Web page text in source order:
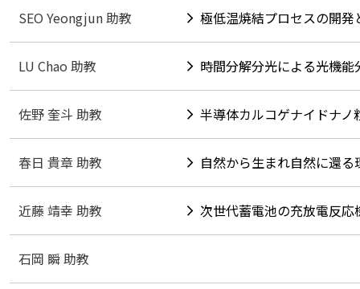
SEO Yeongjun 助教 極低温焼結プロセスの開
LU Chao 助教 時間分解分光による光機
佐野 奎斗 助教 半導体カルコゲナイドナ
春日 貴章 助教 自然から生まれ自然に還
近藤 靖幸 助教 次世代蓄電池の充放電反応
石岡 瞬 助教